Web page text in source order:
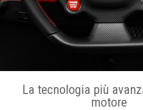
La tecnologia più
motore